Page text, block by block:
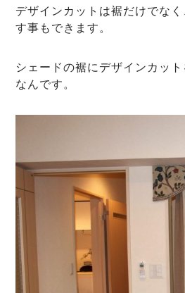
デザインカットは裾だけでな
す事もできます。
シェードの裾にデザインカッ
なんです。